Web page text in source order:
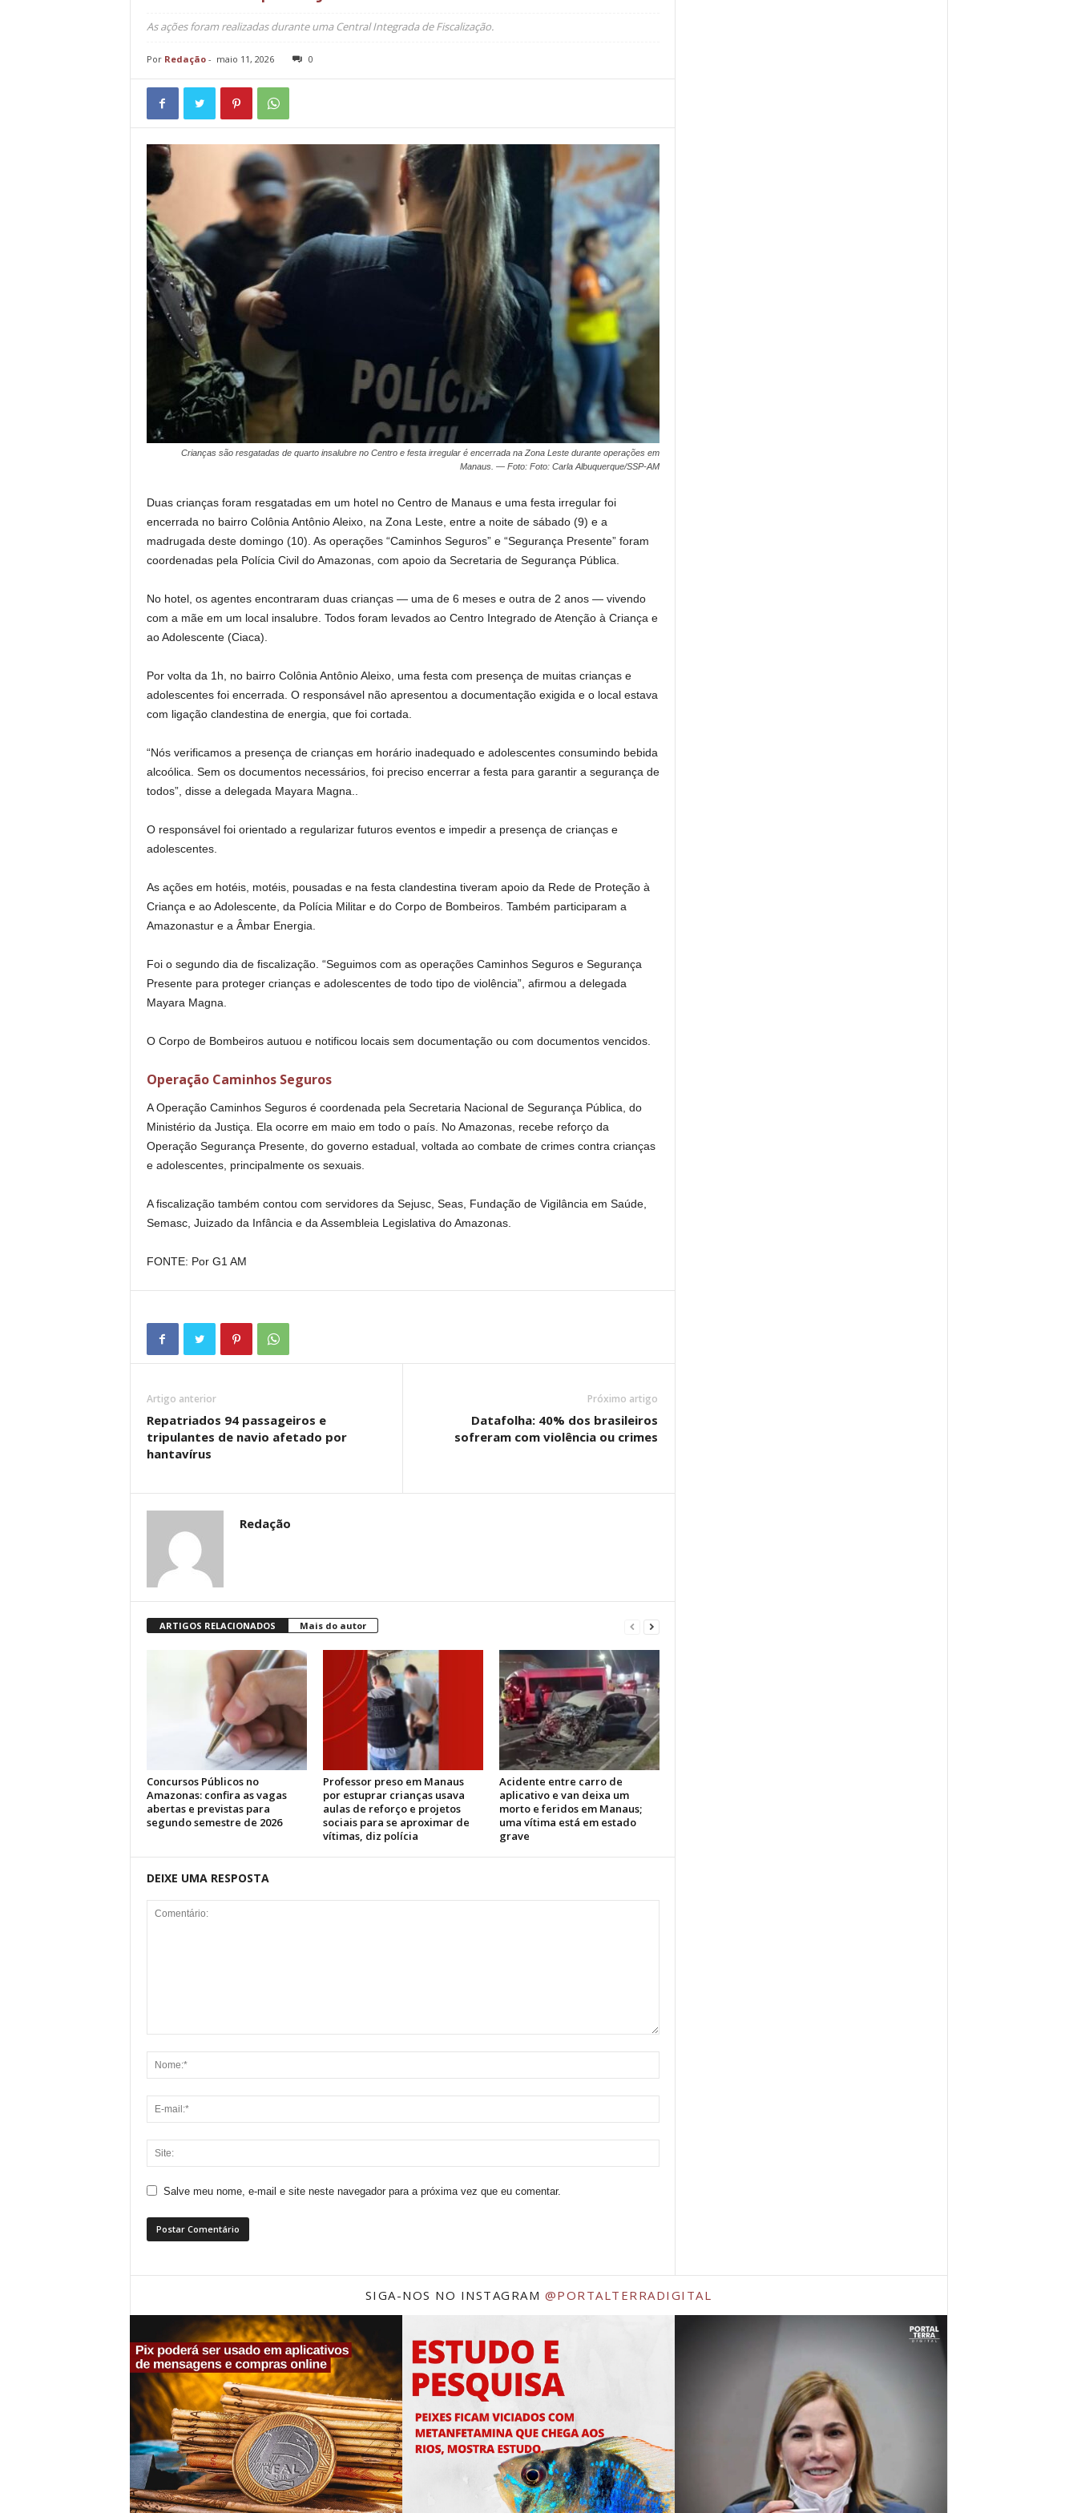
As ações foram realizadas durante uma Central Integrada de Fiscalização.
Por Redação- maio 11, 2026 0
Crianças são resgatadas de quarto insalubre no Centro e festa irregular é encerrada na Zona Leste durante operações em
Manaus. — Foto: Foto: Carla Albuquerque/SSP-AM
Duas crianças foram resgatadas em um hotel no Centro de Manaus e uma festa irregular foi
encerrada no bairro Colônia Antônio Aleixo, na Zona Leste, entre a noite de sábado (9) e a
madrugada deste domingo (10). As operações “Caminhos Seguros” e “Segurança Presente” foram
coordenadas pela Polícia Civil do Amazonas, com apoio da Secretaria de Segurança Pública.
No hotel, os agentes encontraram duas crianças — uma de 6 meses e outra de 2 anos — vivendo
com a mãe em um local insalubre. Todos foram levados ao Centro Integrado de Atenção à Criança e
ao Adolescente (Ciaca).
Por volta da 1h, no bairro Colônia Antônio Aleixo, uma festa com presença de muitas crianças e
adolescentes foi encerrada. O responsável não apresentou a documentação exigida e o local estava
com ligação clandestina de energia, que foi cortada.
“Nós verificamos a presença de crianças em horário inadequado e adolescentes consumindo bebida
alcoólica. Sem os documentos necessários, foi preciso encerrar a festa para garantir a segurança de
todos”, disse a delegada Mayara Magna..
O responsável foi orientado a regularizar futuros eventos e impedir a presença de crianças e
adolescentes.
As ações em hotéis, motéis, pousadas e na festa clandestina tiveram apoio da Rede de Proteção à
Criança e ao Adolescente, da Polícia Militar e do Corpo de Bombeiros. Também participaram a
Amazonastur e a Âmbar Energia.
Foi o segundo dia de fiscalização. “Seguimos com as operações Caminhos Seguros e Segurança
Presente para proteger crianças e adolescentes de todo tipo de violência”, afirmou a delegada
Mayara Magna.
O Corpo de Bombeiros autuou e notificou locais sem documentação ou com documentos vencidos.
Operação Caminhos Seguros
A Operação Caminhos Seguros é coordenada pela Secretaria Nacional de Segurança Pública, do
Ministério da Justiça. Ela ocorre em maio em todo o país. No Amazonas, recebe reforço da
Operação Segurança Presente, do governo estadual, voltada ao combate de crimes contra crianças
e adolescentes, principalmente os sexuais.
A fiscalização também contou com servidores da Sejusc, Seas, Fundação de Vigilância em Saúde,
Semasc, Juizado da Infância e da Assembleia Legislativa do Amazonas.
FONTE: Por G1 AM
Artigo anterior
Repatriados 94 passageiros e
tripulantes de navio afetado por
hantavírus
Próximo artigo
Datafolha: 40% dos brasileiros
sofreram com violência ou crimes
Redação
ARTIGOS RELACIONADOS Mais do autor
Concursos Públicos no
Amazonas: confira as vagas
abertas e previstas para
segundo semestre de 2026
Professor preso em Manaus
por estuprar crianças usava
aulas de reforço e projetos
sociais para se aproximar de
vítimas, diz polícia
Acidente entre carro de
aplicativo e van deixa um
morto e feridos em Manaus;
uma vítima está em estado
grave
DEIXE UMA RESPOSTA
Salve meu nome, e-mail e site neste navegador para a próxima vez que eu comentar.
SIGA-NOS NO INSTAGRAM @PORTALTERRADIGITAL